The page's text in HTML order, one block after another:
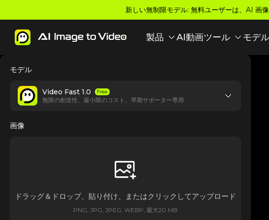
新しい無制限モデル: 無料ユーザーは、AI 画
製品 AI動画ツール モデル
モデル
Video Fast 1.0 Free
無限の創造性、最小限のコスト。早期サポーター専用
画像
ドラッグ＆ドロップ、貼り付け、またはクリックしてアップロード
PNG, JPG, JPEG, WEBP, 最大20 MB